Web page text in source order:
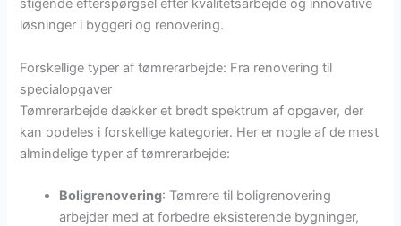
stigende efterspørgsel efter kvalitetsarbejde og innovative
løsninger i byggeri og renovering.
Forskellige typer af tømrerarbejde: Fra renovering til
specialopgaver
Tømrerarbejde dækker et bredt spektrum af opgaver, der
kan opdeles i forskellige kategorier. Her er nogle af de mest
almindelige typer af tømrerarbejde:
Boligrenovering: Tømrere til boligrenovering
arbejder med at forbedre eksisterende bygninger,